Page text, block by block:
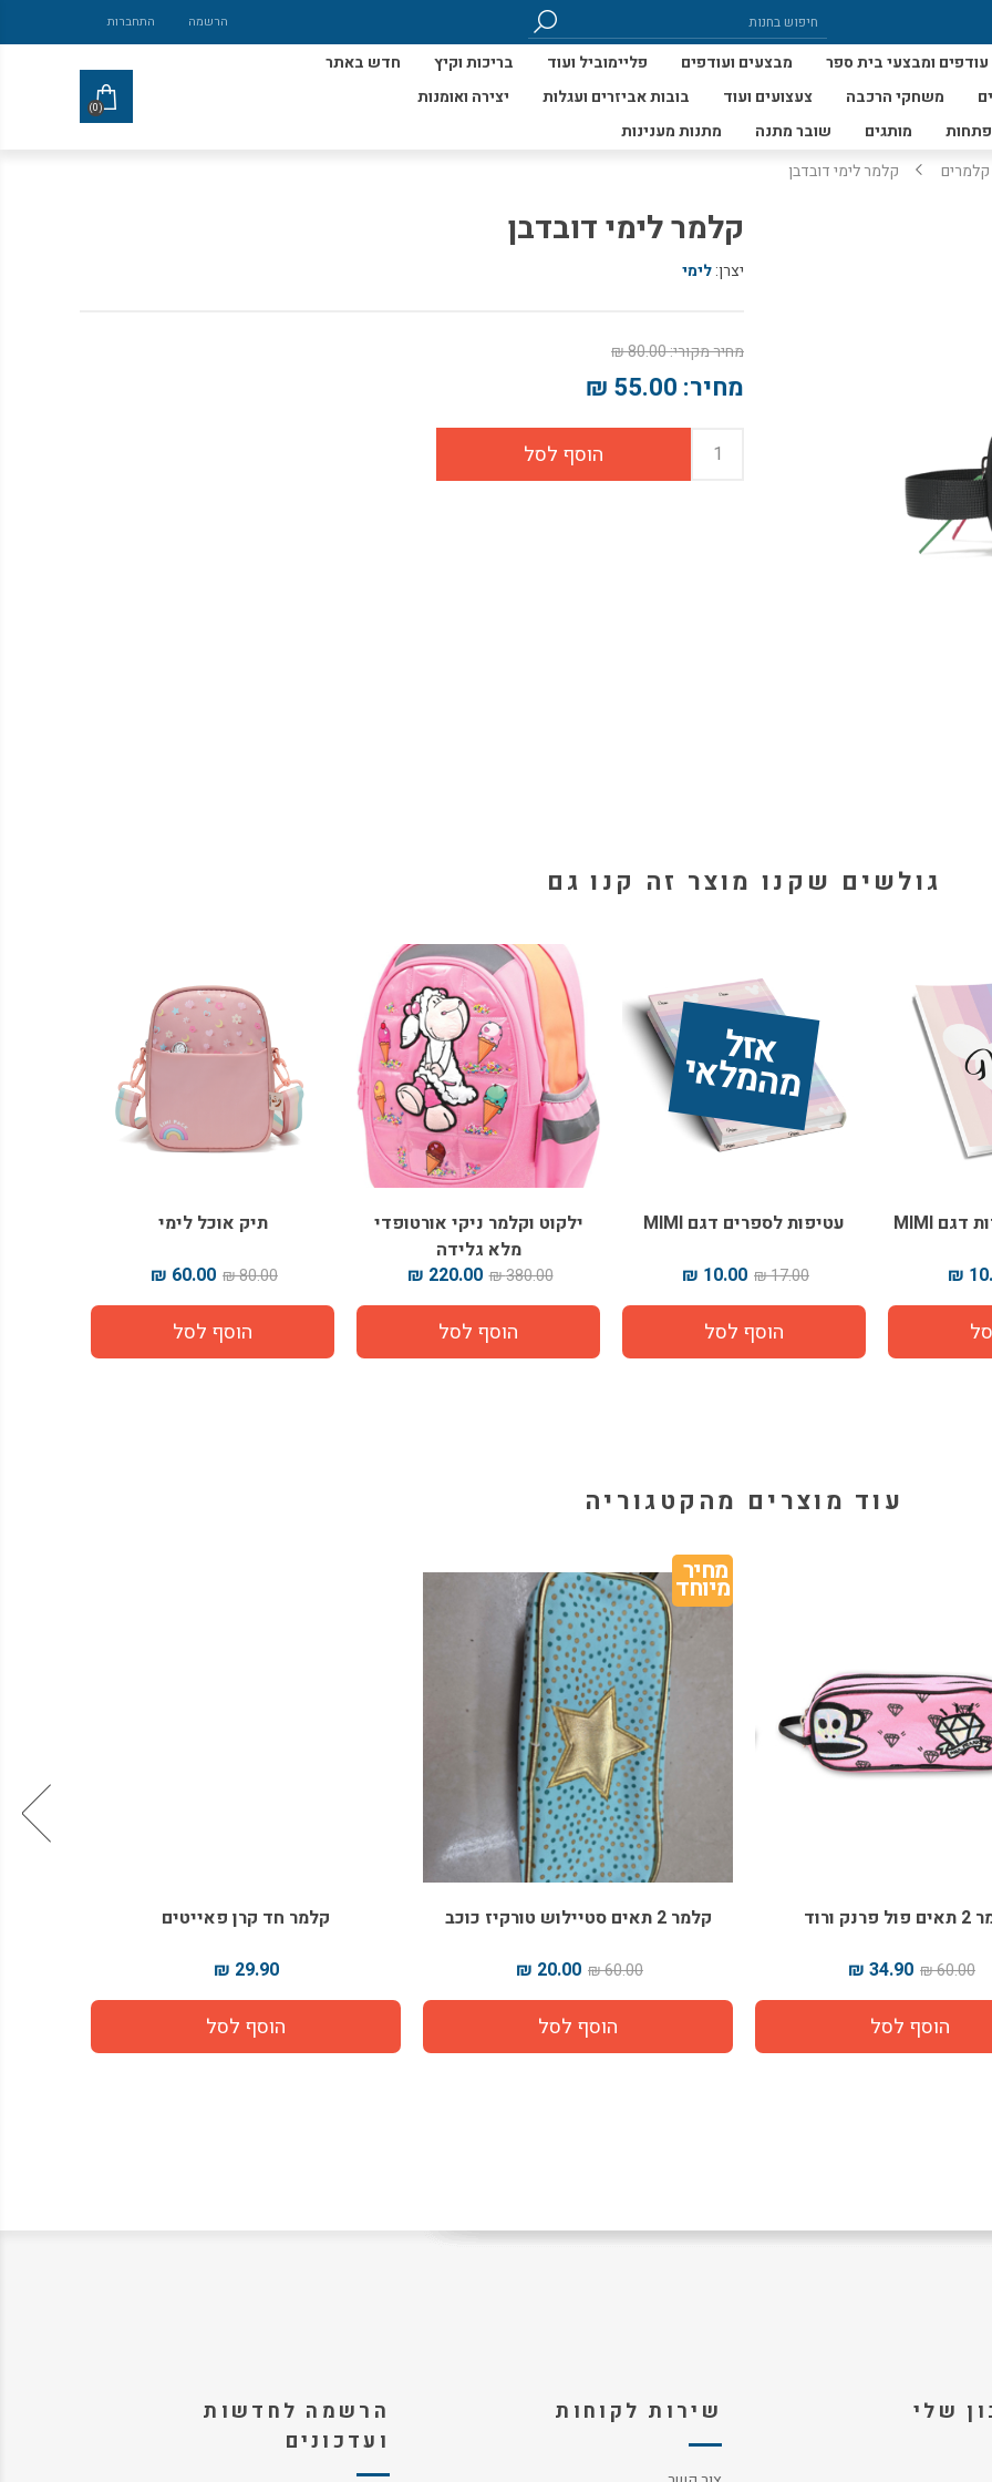
הרשמה התחברות
עודפים ומבצעי בית ספר מבצעים ועודפים פליימוביל ועוד בריכות וקיץ
חדש באתר
משחקי הרכבה צעצועים ועוד בובות אביזרים ועגלות
יצירה ואומנות
מותגים שובר מתנה מתנות מענינות
(0)
קלמרים קלמר לימי דובדבן
קלמר לימי דובדבן
יצרן:לימי
מחיר מקורי:80.00 ₪
מחיר: 55.00 ₪
גולשים שקנו מוצר זה קנו גם
אז
ל
מ
ה
מ
ל
אי
עטיפות לספרים דגם MIMI
17.00 ₪
10.00 ₪
ילקוט וקלמר ניקי אורטופדי
מלא גלידה
380.00 ₪
220.00 ₪
תיק אוכל לימי
80.00 ₪
60.00 ₪
עוד מוצרים מהקטגוריה
ורוד
60.00 ₪
34.90 ₪
מחיר
מיוחד
קלמר 2 תאים סטיילוש טורקיז כוכב
60.00 ₪
20.00 ₪
קלמר חד קרן פאייטים
29.90 ₪
שלי שירות לקוחות
הרשמה לחדשות
ועדכונים